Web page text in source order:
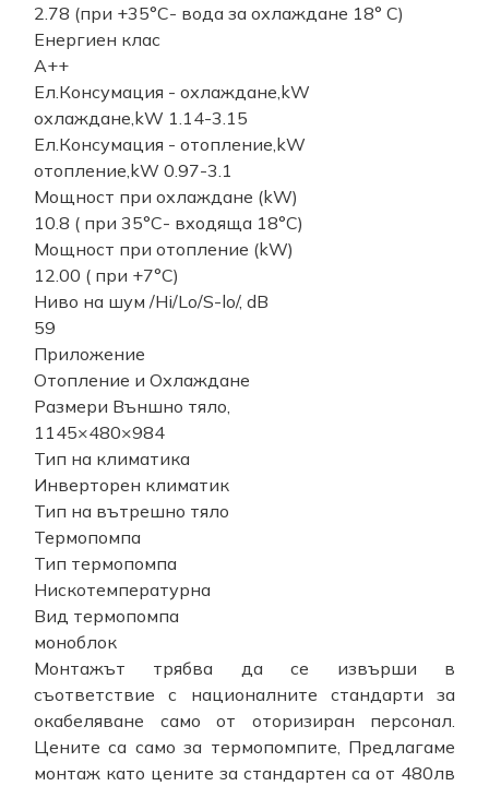
2.78 (при +35°С- вода за охлаждане 18° С)
Енергиен клас
A++
Ел.Консумация - охлаждане,kW
охлаждане,kW 1.14-3.15
Ел.Консумация - отопление,kW
отопление,kW 0.97-3.1
Мощност при охлаждане (kW)
10.8 ( при 35°С- входяща 18°С)
Мощност при отопление (kW)
12.00 ( при +7°С)
Ниво на шум /Hi/Lo/S-lo/, dB
59
Приложение
Отопление и Охлаждане
Размери Външно тяло,
1145×480×984
Тип на климатика
Инверторен климатик
Тип на вътрешно тяло
Термопомпа
Тип термопомпа
Нискотемпературна
Вид термопомпа
моноблок
Монтажът трябва да се извърши в
съответствие с националните стандарти за
окабеляване само от оторизиран персонал.
Цените са само за термопомпите, Предлагаме
монтаж като цените за стандартен са от 480лв